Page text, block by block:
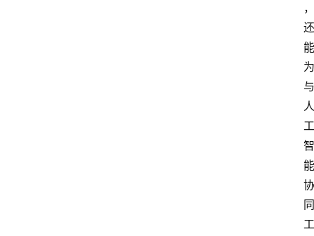
，
还
能
为
与
人
工
智
能
协
同
工